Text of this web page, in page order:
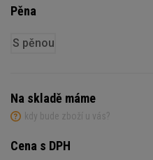
Pěna
S pěnou
Na skladě máme
kdy bude zboží u vás?
Cena s DPH